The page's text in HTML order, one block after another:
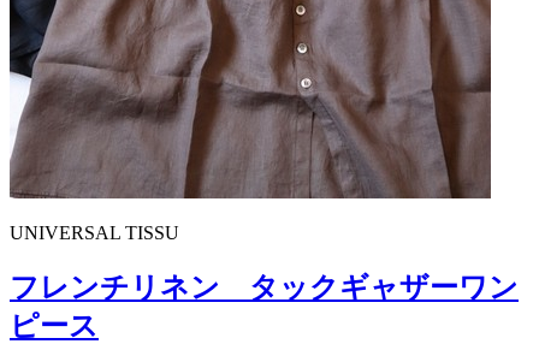
UNIVERSAL TISSU
フレンチリネン タックギャザーワン
ピース